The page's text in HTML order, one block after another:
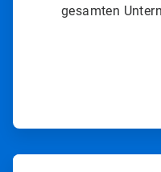
gesamten
ArticleTile